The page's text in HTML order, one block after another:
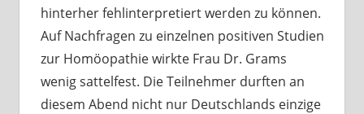
hinterher fehlinterpretiert werden zu können.
Auf Nachfragen zu einzelnen positiven Studien
zur Homöopathie wirkte Frau Dr. Grams
wenig sattelfest. Die Teilnehmer durften an
diesem Abend nicht nur Deutschlands einzige